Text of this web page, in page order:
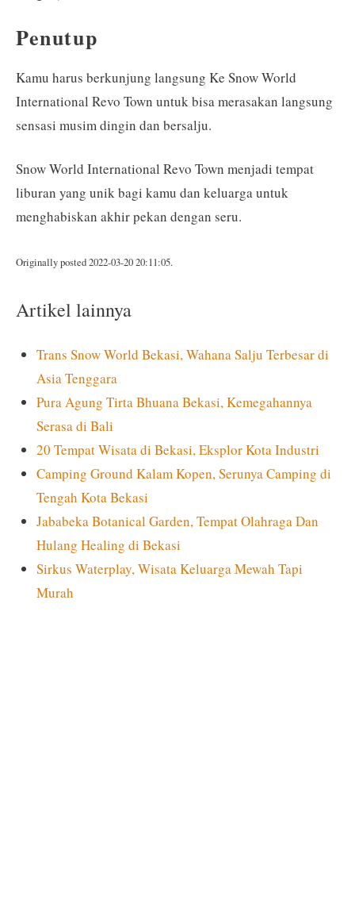
Penutup
Kamu harus berkunjung langsung Ke Snow World
International Revo Town untuk bisa merasakan langsung
sensasi musim dingin dan bersalju.
Snow World International Revo Town menjadi tempat
liburan yang unik bagi kamu dan keluarga untuk
menghabiskan akhir pekan dengan seru.
Originally posted 2022-03-20 20:11:05.
Artikel lainnya
Trans Snow World Bekasi, Wahana Salju Terbesar di
Asia Tenggara
Pura Agung Tirta Bhuana Bekasi, Kemegahannya
Serasa di Bali
20 Tempat Wisata di Bekasi, Eksplor Kota Industri
Camping Ground Kalam Kopen, Serunya Camping di
Tengah Kota Bekasi
Jababeka Botanical Garden, Tempat Olahraga Dan
Hulang Healing di Bekasi
Sirkus Waterplay, Wisata Keluarga Mewah Tapi
Murah